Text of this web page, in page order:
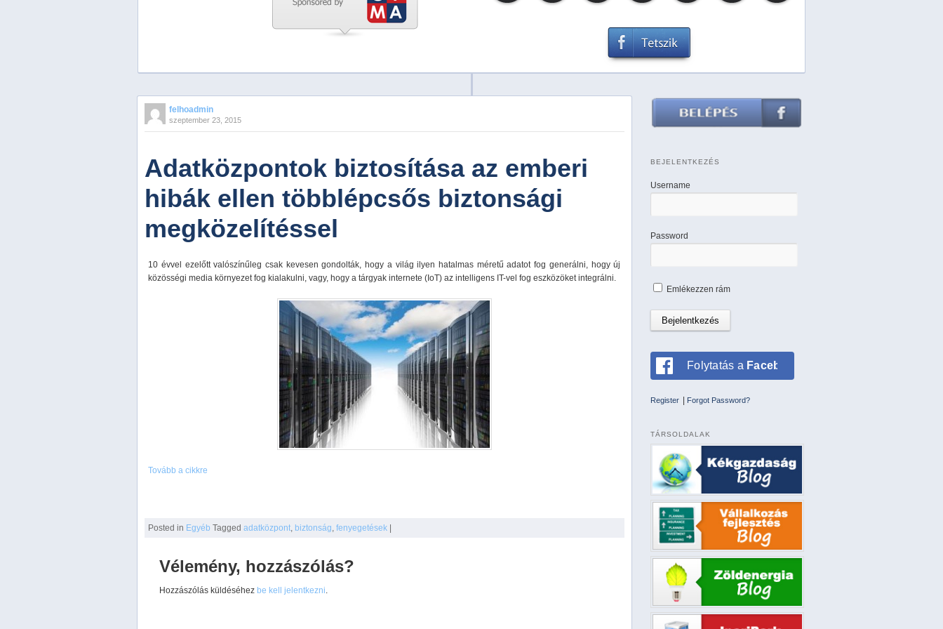
PreviousNextStop
2
5
felhoadmin
szeptember 23, 2015
Adatközpontok biztosítása az emberi
hibák ellen többlépcsős biztonsági
megközelítéssel
10 évvel ezelőtt valószínűleg csak kevesen gondolták, hogy a világ ilyen hatalmas méretű adatot fog generálni, hogy új
közösségi media környezet fog kialakulni, vagy, hogy a tárgyak internete (IoT) az intelligens IT-vel fog eszközöket integrálni.
Tovább a cikkre
Posted in Egyéb Tagged adatközpont biztonság fenyegetések |
Vélemény, hozzászólás?
Hozzászólás küldéséhezbe kell jelentkezni.
BEJELENTKEZÉS
Username
Password
Emlékezzen rám
Folytatás a Facebookkal
Register Forgot Password?
TÁRSOLDALAK